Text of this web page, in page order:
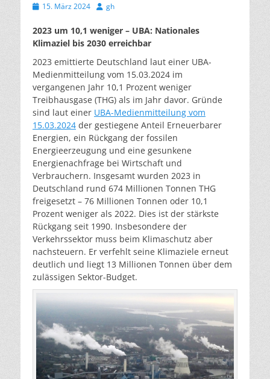
Veröffentlicht
15. März 2024 Autor
gh
2023 um 10,1 weniger – UBA: Nationales
Klimaziel bis 2030 erreichbar
2023 emittierte Deutschland laut einer UBA-
Medienmitteilung vom 15.03.2024 im
vergangenen Jahr 10,1 Prozent weniger
Treibhausgase (THG) als im Jahr davor. Gründe
sind laut einer UBA-Medienmitteilung vom
15.03.2024 der gestiegene Anteil Erneuerbarer
Energien, ein Rückgang der fossilen
Energieerzeugung und eine gesunkene
Energienachfrage bei Wirtschaft und
Verbrauchern. Insgesamt wurden 2023 in
Deutschland rund 674 Millionen Tonnen THG
freigesetzt – 76 Millionen Tonnen oder 10,1
Prozent weniger als 2022. Dies ist der stärkste
Rückgang seit 1990. Insbesondere der
Verkehrssektor muss beim Klimaschutz aber
nachsteuern. Er verfehlt seine Klimaziele erneut
deutlich und liegt 13 Millionen Tonnen über dem
zulässigen Sektor-Budget.